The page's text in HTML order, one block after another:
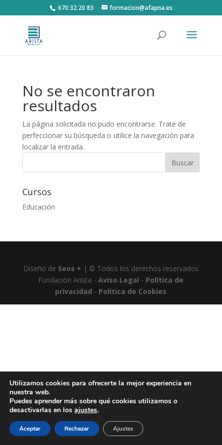
670 32 20 83 formacion@afapna.es
No se encontraron
resultados
La página solicitada no pudo encontrarse. Trate de
perfeccionar su búsqueda o utilice la navegación para
localizar la entrada.
Cursos
Educación
Diseño de Seos + | © Todos los derechos reservados
Fundación Arista -Aviso Legal - Política de
privacidad - Política de Cookies
Utilizamos cookies para ofrecerte la mejor experiencia en
nuestra web.
Puedes aprender más sobre qué cookies utilizamos o
desactivarlas en los ajustes.
Aceptar Rechazar Ajustes